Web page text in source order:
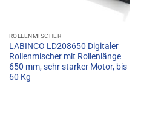
ROLLENMISCHER
LABINCO LD208650 Digitaler
Rollenmischer mit Rollenlänge
650 mm, sehr starker Motor, bis
60 Kg